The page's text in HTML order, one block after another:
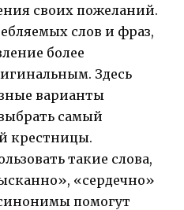
своих пожеланий.
слов и фраз,
более
Здесь
варианты
самый
крестницы.
такие слова,
«сердечно»
помогут